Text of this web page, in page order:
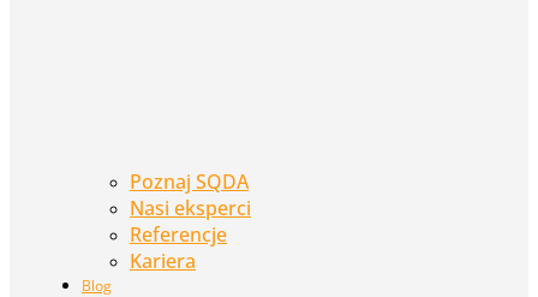
Poznaj SQDA
Nasi eksperci
Referencje
Kariera
Blog